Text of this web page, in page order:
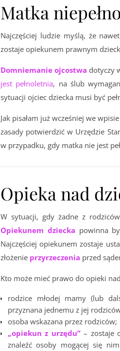
Matka
Najczęściej ludzie myślą, że
zostaje opiekunem prawnym
Domniemanie ojcostwa dotyczy
jest pełnoletnia, na ślub
sytuacji ojciec dziecka musi być
Jak pisałam już wcześniej we wpisie
zasady potwierdzić w Urzędzie
w przypadku, gdy matka nie jest
Opieka nad
W sytuacji, gdy żadne z
Opiekunem dziecka powinna
Najczęściej opiekunem zostaje
złożenie przyrzeczenia przed
Kto może mieć prawo do opieki
rodzice młodej mamy (lub
przyznana jednemu z jej
osoba wskazana przez rodziców;
„opiekun z urzędu”– zostaje
znaleźć osoby mogącej się